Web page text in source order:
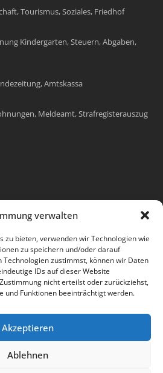
verwalten
zu bieten, verwenden wir Technologien wie
zu speichern und/oder darauf
Technologien zustimmst, können wir Daten
IDs auf dieser Website
nicht erteilst oder zurückziehst,
und Funktionen beeinträchtigt werden.
Akzeptieren
Ablehnen
Tourismus, Soziales, Friedhof
Kindergarten, Steuern, Abgaben,
Amtskassa
Meldeamt, Strafregisterauszug
14.00 – 18.00 Uhr